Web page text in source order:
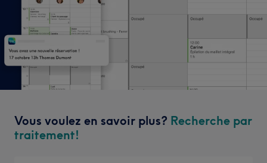
Vous voulez en savoir plus? Recherche par
traitement!